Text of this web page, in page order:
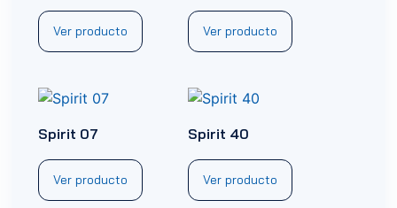
Ver producto Ver producto
Spirit 07
Ver producto
Spirit 40
Ver producto